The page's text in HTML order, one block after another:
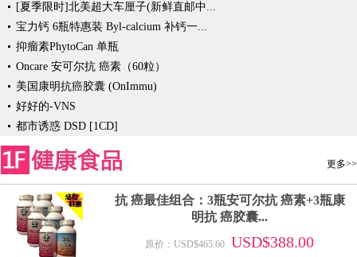
[夏季限时]北美超大车厘子(新鲜直邮中...
宝力钙 6瓶特惠装 Byl-calcium 补钙一...
抑瘤素PhytoCan 单瓶
Oncare 安可尔抗 癌素（60粒）
美国康明抗癌胶囊 (OnImmu)
好好的-VNS
都市诱惑 DSD [1CD]
更多>>
抗 癌最佳组合：3瓶安可尔抗 癌素+3瓶康
明抗 癌胶囊...
原价：USD$465.60 USD$388.00